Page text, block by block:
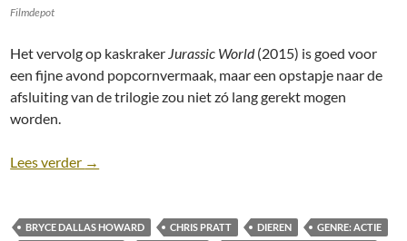
Filmdepot
Het vervolg op kaskraker Jurassic World(2015) is goed voor
een fijne avond popcornvermaak, maar een opstapje naar de
afsluiting van de trilogie zou niet zó lang gerekt mogen
worden.
Lees verder Recensie: Jurassic World: Fallen Kingdom [J.A.
→
BRYCE DALLAS HOWARD CHRIS PRATT DIEREN
GENRE: ACTIE